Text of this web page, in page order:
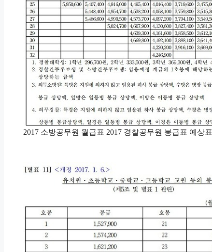
2017 소방공무원 월급표 2017 경찰공무원 봉급표 예상표